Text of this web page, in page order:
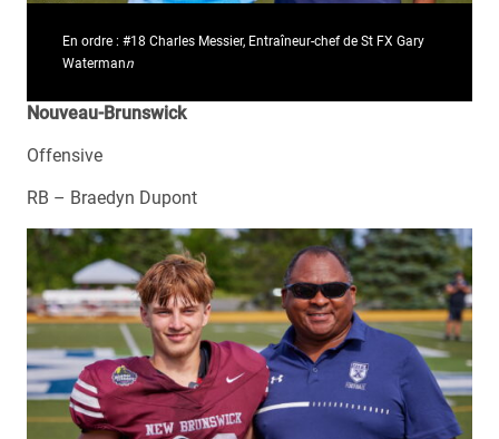
En ordre : #18 Charles Messier, Entraîneur-chef de St FX Gary
Watermann
Nouveau-Brunswick
Offensive
RB – Braedyn Dupont